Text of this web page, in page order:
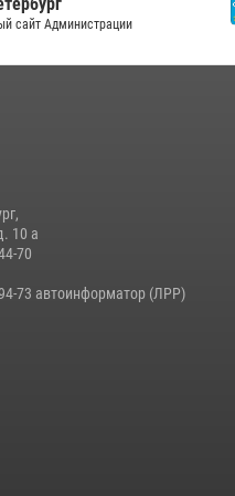
сайт Администрации
10 а
70
73 автоинформатор (ЛРР)